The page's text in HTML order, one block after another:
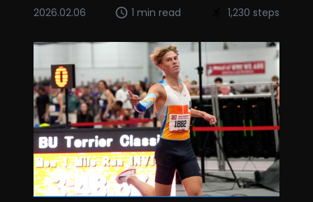
2026.02.06 1 min read 1,230 steps